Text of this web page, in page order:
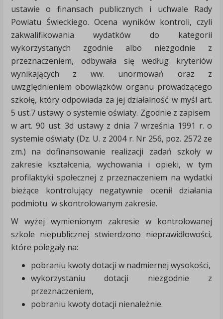
ustawie o finansach publicznych i uchwale Rady
Powiatu Świeckiego. Ocena wyników kontroli, czyli
zakwalifikowania wydatków do kategorii
wykorzystanych zgodnie albo niezgodnie z
przeznaczeniem, odbywała się według kryteriów
wynikających z ww. unormowań oraz z
uwzględnieniem obowiązków organu prowadzącego
szkołę, który odpowiada za jej działalność w myśl art.
5 ust.7 ustawy o systemie oświaty. Zgodnie z zapisem
w art. 90 ust. 3d ustawy z dnia 7 września 1991 r. o
systemie oświaty (Dz. U. z 2004 r. Nr 256, poz. 2572 ze
zm.) na dofinansowanie realizacji zadań szkoły w
zakresie kształcenia, wychowania i opieki, w tym
profilaktyki społecznej z przeznaczeniem na wydatki
bieżące kontrolujący negatywnie ocenił działania
podmiotu w skontrolowanym zakresie.
W wyżej wymienionym zakresie w kontrolowanej
szkole niepublicznej stwierdzono nieprawidłowości,
które polegały na:
pobraniu kwoty dotacji w nadmiernej wysokości,
wykorzystaniu dotacji niezgodnie z
przeznaczeniem,
pobraniu kwoty dotacji nienależnie.